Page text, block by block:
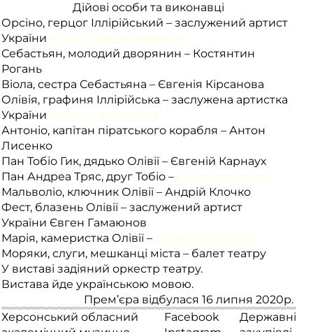
Дійові особи та виконавці
Орсіно, герцог Іллірійський – заслужений артист
України Руслан Вишнивецький
Себастьян, молодий дворянин – Костянтин
Рогань
Віола, сестра Себастьяна – Євгенія Кірсанова
Олівія, графиня Іллірійська – заслужена артистка
України Тетяна Проворова
Антоніо, капітан піратського корабля – Антон
Лисенко
Пан Тобіо Гик, дядько Олівії – Євгеній Карнаух
Пан Андреа Тряс, друг Тобіо – Павло Костенко
Мальволіо, ключник Олівії – Андрій Клочко
Фест, блазень Олівії – заслужений артист
України Євген Гамаюнов
Марія, камеристка Олівії – Ксенія Савельєва
Моряки, слуги, мешканці міста – балет театру
У виставі задіяний оркестр театру.
Вистава йде українською мовою.
Прем’єра відбулася 16 липня 2020р.
Херсонський обласний
Facebook
Державні